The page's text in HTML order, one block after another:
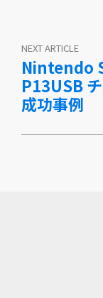
NEXT ARTICLE
Nintendo
P13USB
成功事例